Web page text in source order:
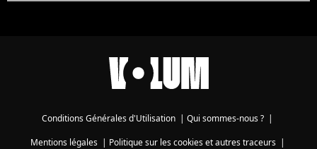
Conditions Générales d'Utilisation | Qui sommes-nous ? |
Mentions légales| Politique sur les cookies et autres traceurs|